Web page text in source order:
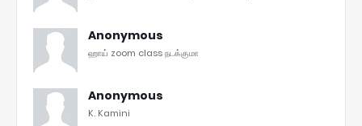
Anonymous
ஹாய் zoom class நடக்குமா
Anonymous
K. Kamini